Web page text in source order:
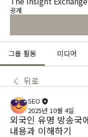
공개
그룹 활동 미디어
뒤로
SEO
2025년 10월 4일
외국인 유명 방송국
내용과 이해하기